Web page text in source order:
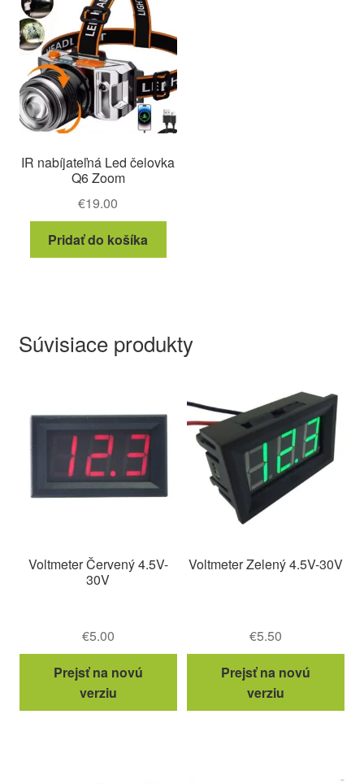
IR nabíjateľná Led čelovka
Q6 Zoom
€19.00
Pridať do košíka
Súvisiace produkty
Voltmeter Červený 4.5V-
30V
€5.00
Prejsť na novú
verziu
Voltmeter Zelený 4.5V-30V
€5.50
Prejsť na novú
verziu